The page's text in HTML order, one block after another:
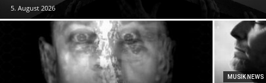
5. August 2026
MUSIK NEWS